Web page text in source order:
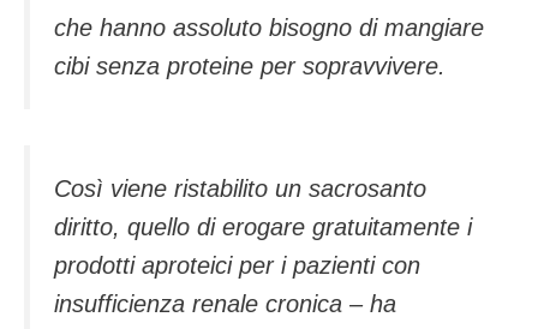
che hanno assoluto bisogno di mangiare
cibi senza proteine per sopravvivere.
Così viene ristabilito un sacrosanto
diritto, quello di erogare gratuitamente i
prodotti aproteici per i pazienti con
insufficienza renale cronica – ha